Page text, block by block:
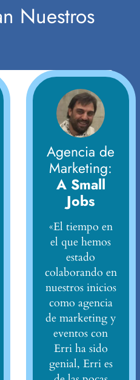
Nuestros
Agencia de
Marketing:
A Small
Jobs
«El tiempo en
el que hemos
estado
colaborando en
nuestros inicios
como agencia
de marketing y
eventos con
Erri ha sido
genial, Erri es